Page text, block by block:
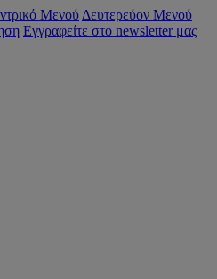
Μενού Δευτερεύον Μενού
Εγγραφείτε στο newsletter μας